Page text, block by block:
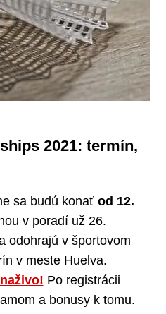
2021: termín,
sa budú konať od 12.
v poradí už 26.
odohrajú v športovom
v meste Huelva.
Po registrácii
a bonusy k tomu.